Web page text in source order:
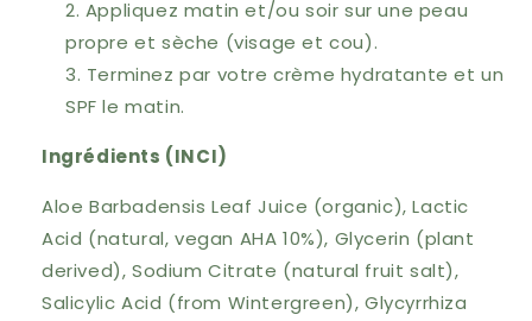
Appliquez matin et/ou soir sur une peau
propre et sèche (visage et cou).
Terminez par votre crème hydratante et un
SPF le matin.
Ingrédients (INCI)
Aloe Barbadensis Leaf Juice (organic), Lactic
Acid (natural, vegan AHA 10%), Glycerin (plant
derived), Sodium Citrate (natural fruit salt),
Salicylic Acid (from Wintergreen), Glycyrrhiza